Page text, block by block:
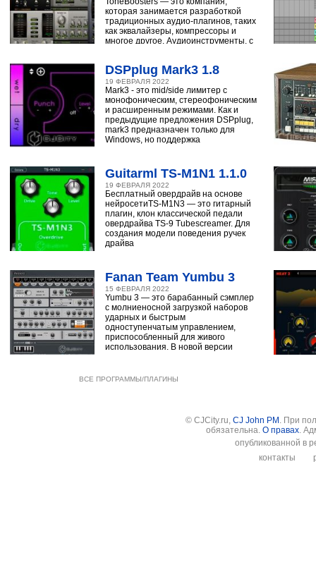
которая занимается разработкой
традиционных аудио-плагинов, таких
как эквалайзеры, компрессоры и
многое другое. Аудиоинструменты, с
DSPplug Mark3 1.8
19 ФЕВРАЛЯ 2022
Mark3 - это mid/side лимитер с
монофоническим, стереофоническим
и расширенным режимами. Как и
предыдущие предложения DSPplug,
mark3 предназначен только для
Windows, но поддержка
Guitarml TS-M1N1 1.1.0
19 ФЕВРАЛЯ 2022
Бесплатный овердрайв на основе
нейросетиTS-M1N3 — это гитарный
плагин, клон классической педали
овердрайва TS-9 Tubescreamer. Для
создания модели поведения ручек
драйва
Fanan Team Yumbu 3
15 ФЕВРАЛЯ 2022
Yumbu 3 — это барабанный сэмплер
с молниеносной загрузкой наборов
ударных и быстрым
одноступенчатым управлением,
приспособленный для живого
использования. В новой версии
ВСЕ ПРОГРАММЫ/ПЛАГИНЫ
© CJCity.ru, CJ John PM . При
обязательна. О правах.
опубликованной в
контакты